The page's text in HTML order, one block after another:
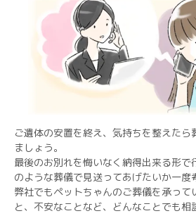
ご遺体の安置を終え、気持ちを整えたら
ましょう。
最後のお別れを悔いなく納得出来る形で
のような葬儀で見送ってあげたいか一度
弊社でもペットちゃんのご葬儀を承って
と、不安なことなど、どんなことでも相